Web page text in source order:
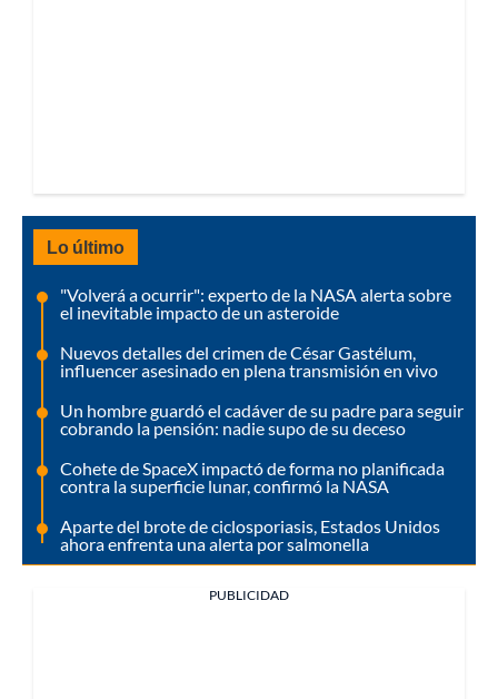
Lo último
"Volverá a ocurrir": experto de la NASA alerta sobre
el inevitable impacto de un asteroide
Nuevos detalles del crimen de César Gastélum,
influencer asesinado en plena transmisión en vivo
Un hombre guardó el cadáver de su padre para seguir
cobrando la pensión: nadie supo de su deceso
Cohete de SpaceX impactó de forma no planificada
contra la superficie lunar, confirmó la NASA
Aparte del brote de ciclosporiasis, Estados Unidos
ahora enfrenta una alerta por salmonella
PUBLICIDAD